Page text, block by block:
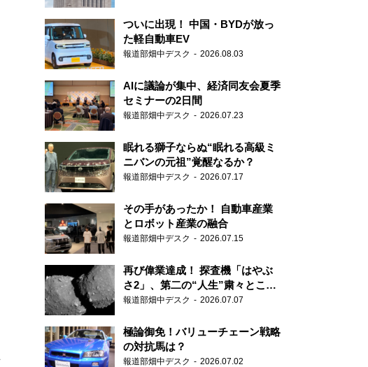
ついに出現！ 中国・BYDが放っ
た軽自動車EV
報道部畑中デスク 2026.08.03
AIに議論が集中、経済同友会夏季
セミナーの2日間
報道部畑中デスク 2026.07.23
眠れる獅子ならぬ“眠れる高級ミ
ニバンの元祖”覚醒なるか？
報道部畑中デスク 2026.07.17
その手があったか！ 自動車産業
とロボット産業の融合
報道部畑中デスク 2026.07.15
再び偉業達成！ 探査機「はやぶ
さ2」、第二の“人生”粛々とこな
す
報道部畑中デスク 2026.07.07
極論御免！バリューチェーン戦略
の対抗馬は？
報道部畑中デスク 2026.07.02